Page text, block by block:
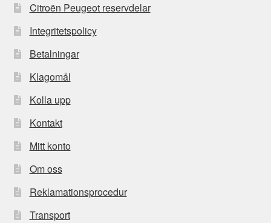
Citroën Peugeot reservdelar
Integritetspolicy
Betalningar
Klagomål
Kolla upp
Kontakt
Mitt konto
Om oss
Reklamationsprocedur
Transport